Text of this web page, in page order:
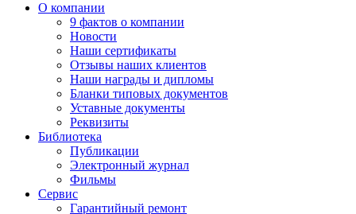
О компании
9 фактов о компании
Новости
Наши сертификаты
Отзывы наших клиентов
Наши награды и дипломы
Бланки типовых документов
Уставные документы
Реквизиты
Библиотека
Публикации
Электронный журнал
Фильмы
Сервис
Гарантийный ремонт